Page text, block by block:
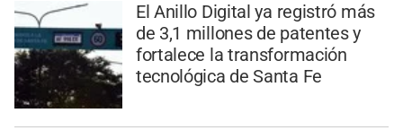
El Anillo Digital ya registró más
de 3,1 millones de patentes y
fortalece la transformación
tecnológica de Santa Fe